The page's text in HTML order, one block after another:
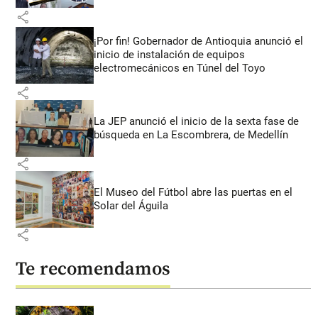
share
¡Por fin! Gobernador de Antioquia anunció el
inicio de instalación de equipos
electromecánicos en Túnel del Toyo
share
La JEP anunció el inicio de la sexta fase de
búsqueda en La Escombrera, de Medellín
share
El Museo del Fútbol abre las puertas en el
Solar del Águila
share
Te recomendamos